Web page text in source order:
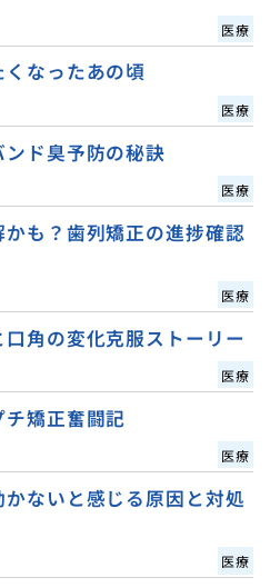
医療
なったあの頃
医療
ド臭予防の秘訣
医療
かも？歯列矯正の進捗確認
医療
角の変化克服ストーリー
医療
矯正奮闘記
医療
ないと感じる原因と対処
医療